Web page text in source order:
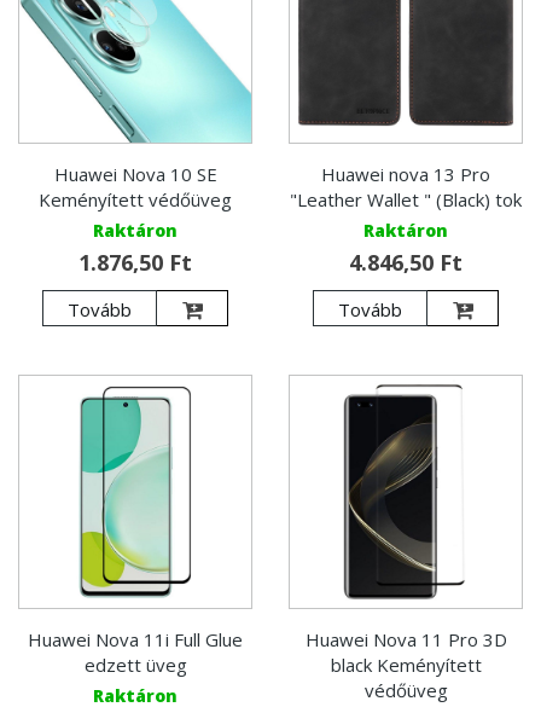
Huawei Nova 10 SE
Keményített védőüveg
Raktáron
1.876,50 Ft
Tovább
Huawei nova 13 Pro
"Leather Wallet " (Black) tok
Raktáron
4.846,50 Ft
Tovább
Huawei Nova 11i Full Glue
edzett üveg
Raktáron
Huawei Nova 11 Pro 3D
black Keményített
védőüveg